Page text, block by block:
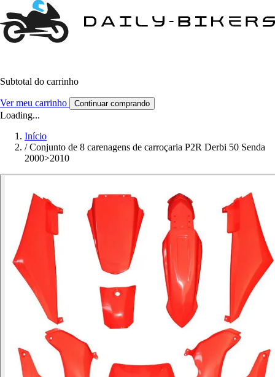
Subtotal do carrinho
Ver meu carrinho Continuar comprando
Loading...
Início
/ Conjunto de 8 carenagens de carroçaria P2R Derbi 50 Senda
2000>2010